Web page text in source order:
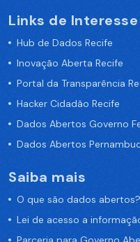
Links de Interesse
Hub de Dados Recife
Inovação Aberta Recife
Portal da Transparência
Hacker Cidadão Recife
Dados Abertos Governo
Dados Abertos
Saiba mais
O que são dados abertos?
Lei de acesso a